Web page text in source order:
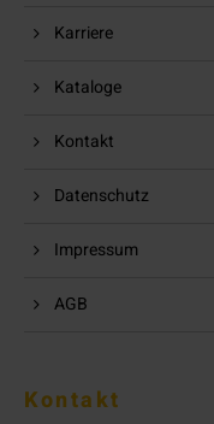
Karriere
Kataloge
Kontakt
Datenschutz
Impressum
AGB
Kontakt